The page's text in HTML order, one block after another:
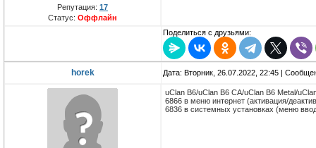
Репутация: 17
Статус: Оффлайн
Поделиться с друзьями:
horek Дата: Вторник, 26.07.2022, 22:45 |
uClan B6/uClan B6 CA/uClan B6 Metal/
6866 в меню интернет (активация/
6836 в системных установках (меню